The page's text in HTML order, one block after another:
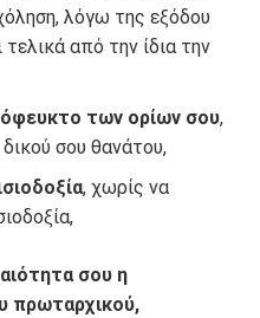
λόγω της εξόδου
από την ίδια την
των ορίων σου,
δικού σου θανάτου,
, χωρίς να
σου η
πρωταρχικού,